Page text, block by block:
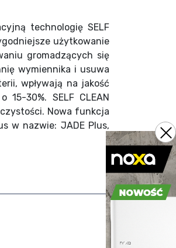
technologię SELF
użytkowanie
gromadzących się
wymiennika i usuwa
wpływają na jakość
30%. SELF CLEAN
Nowa funkcja
w nazwie: JADE Plus,